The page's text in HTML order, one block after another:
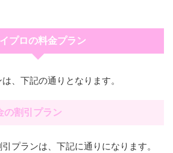
プロの料金プラン
、下記の通りとなります。
の割引プラン
プランは、下記に通りになります。